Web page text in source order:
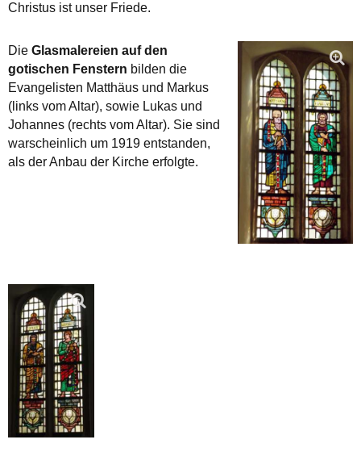
Christus ist unser Friede.
Die Glasmalereien auf den
gotischen Fenstern bilden die
Evangelisten Matthäus und Markus
(links vom Altar), sowie Lukas und
Johannes (rechts vom Altar). Sie sind
warscheinlich um 1919 entstanden,
als der Anbau der Kirche erfolgte.